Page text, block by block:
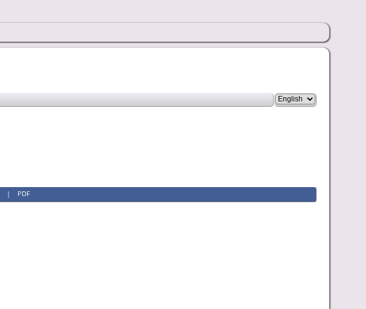
| PDF